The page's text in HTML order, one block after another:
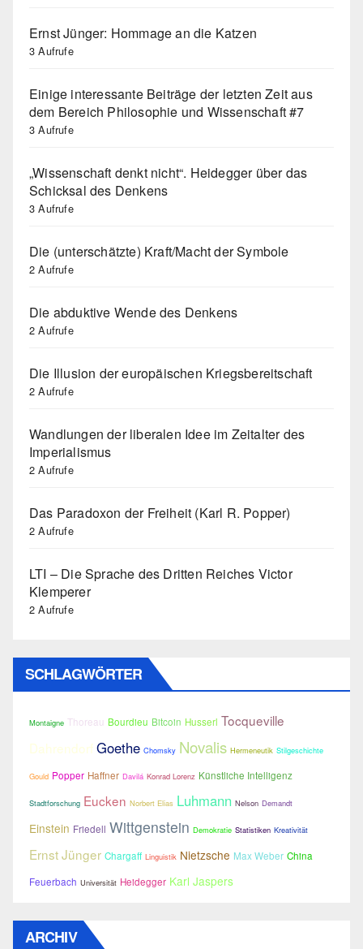
Ernst Jünger: Hommage an die Katzen
3 Aufrufe
Einige interessante Beiträge der letzten Zeit aus
dem Bereich Philosophie und Wissenschaft #7
3 Aufrufe
„Wissenschaft denkt nicht“. Heidegger über das
Schicksal des Denkens
3 Aufrufe
Die (unterschätzte) Kraft/Macht der Symbole
2 Aufrufe
Die abduktive Wende des Denkens
2 Aufrufe
Die Illusion der europäischen Kriegsbereitschaft
2 Aufrufe
Wandlungen der liberalen Idee im Zeitalter des
Imperialismus
2 Aufrufe
Das Paradoxon der Freiheit (Karl R. Popper)
2 Aufrufe
LTI – Die Sprache des Dritten Reiches Victor
Klemperer
2 Aufrufe
SCHLAGWÖRTER
Montaigne Thoreau Bourdieu Bitcoin Husserl Tocqueville
DahrendorfGoethe Chomsky Novalis Hermeneutik Stilgeschichte
Gould Popper Haffner Davilá Konrad Lorenz Künstliche Intelligenz
Stadtforschung Eucken Norbert Elias Luhmann Nelson Demandt
Einstein Friedell Wittgenstein Demokratie Statistiken Kreativität
Ernst Jünger Chargaff Linguistik Nietzsche Max Weber China
Feuerbach Universität Heidegger Karl Jaspers
ARCHIV